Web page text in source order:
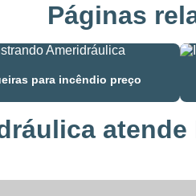
Páginas
para incêndio preço